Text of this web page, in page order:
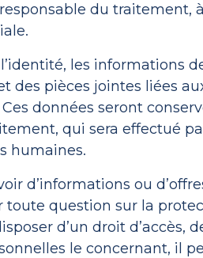
du traitement,
les informations
des pièces jointes liées
données seront
qui sera effectué
humaines.
d’informations ou
toute question sur la
d’un droit d’accès,
le concernant, il